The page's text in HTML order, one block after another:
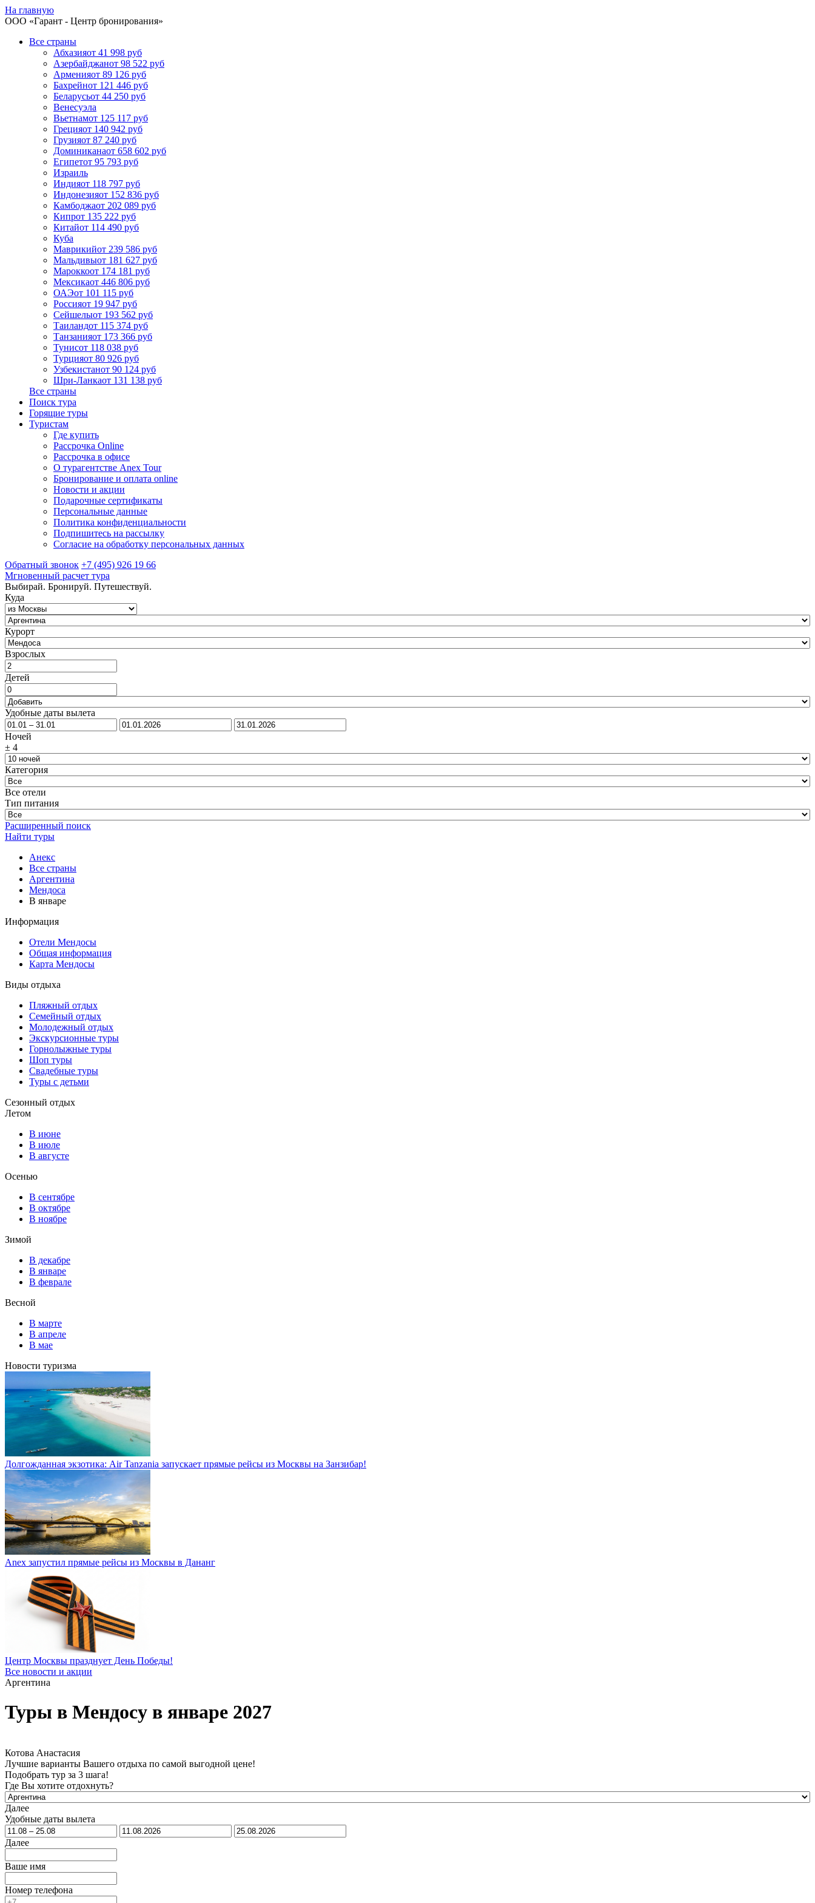
На главную
ООО «Гарант - Центр бронирования»
Все страны
Абхазияот 41 998 руб
Азербайджанот 98 522 руб
Арменияот 89 126 руб
Бахрейнот 121 446 руб
Беларусьот 44 250 руб
Венесуэла
Вьетнамот 125 117 руб
Грецияот 140 942 руб
Грузияот 87 240 руб
Доминиканаот 658 602 руб
Египетот 95 793 руб
Израиль
Индияот 118 797 руб
Индонезияот 152 836 руб
Камбоджаот 202 089 руб
Кипрот 135 222 руб
Китайот 114 490 руб
Куба
Маврикийот 239 586 руб
Мальдивыот 181 627 руб
Мароккоот 174 181 руб
Мексикаот 446 806 руб
ОАЭот 101 115 руб
Россияот 19 947 руб
Сейшелыот 193 562 руб
Таиландот 115 374 руб
Танзанияот 173 366 руб
Тунисот 118 038 руб
Турцияот 80 926 руб
Узбекистанот 90 124 руб
Шри-Ланкаот 131 138 руб
Все страны
Поиск тура
Горящие туры
Туристам
Где купить
Рассрочка Online
Рассрочка в офисе
О турагентстве Anex Tour
Бронирование и оплата online
Новости и акции
Подарочные сертификаты
Персональные данные
Политика конфиденциальности
Подпишитесь на рассылку
Согласие на обработку персональных данных
Обратный звонок +7 (495) 926 19 66
Мгновенный расчет тура
Выбирай. Бронируй. Путешествуй.
Куда
Курорт
Взрослых
Детей
Удобные даты вылета
Ночей
± 4
Категория
Все отели
Тип питания
Расширенный поиск
Найти туры
Анекс
Все страны
Аргентина
Мендоса
В январе
Информация
Отели Мендосы
Общая информация
Карта Мендосы
Виды отдыха
Пляжный отдых
Семейный отдых
Молодежный отдых
Экскурсионные туры
Горнолыжные туры
Шоп туры
Свадебные туры
Туры с детьми
Сезонный отдых
Летом
В июне
В июле
В августе
Осенью
В сентябре
В октябре
В ноябре
Зимой
В декабре
В январе
В феврале
Весной
В марте
В апреле
В мае
Новости туризма
Долгожданная экзотика: Air Tanzania запускает прямые рейсы из Москвы на Занзибар!
Anex запустил прямые рейсы из Москвы в Дананг
Центр Москвы празднует День Победы!
Все новости и акции
Аргентина
Туры в Мендосу в январе 2027
Котова Анастасия
Лучшие варианты Вашего отдыха по самой выгодной цене!
Подобрать тур за 3 шага!
Где Вы хотите отдохнуть?
Далее
Удобные даты вылета
Далее
Ваше имя
Номер телефона